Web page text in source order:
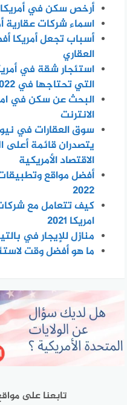
أرخص سكن في أمريكا
اسماء شركات عقارية
أسباب تجعل أمريكا
العقاري
استئجار شقة في
التي تحتاجها في 2022
الانترنت
سوق العقارات في
يتصدران قائمة
الاقتصاد الأمريكية
أفضل مواقع
2022
كيف تتعامل مع
امريكا 2021
منازل للإيجار في
ما هو أفضل وقت
تابعنا على